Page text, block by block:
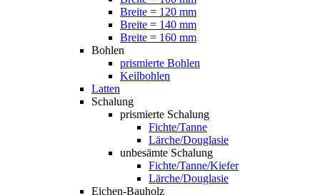
Breite = 120 mm
Breite = 140 mm
Breite = 160 mm
Bohlen
prismierte Bohlen
Keilbohlen
Latten
Schalung
prismierte Schalung
Fichte/Tanne
Lärche/Douglasie
unbesämte Schalung
Fichte/Tanne/Kiefer
Lärche/Douglasie
Eichen-Bauholz